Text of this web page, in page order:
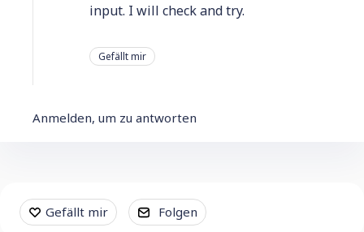
input. I will check and try.
Gefällt mir
Anmelden, um zu antworten
Content aside
Gefällt mir Folgen